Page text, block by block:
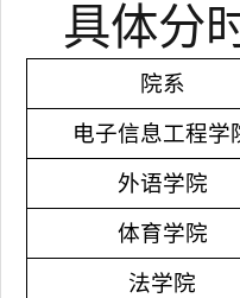
具体分
院系
电子信息工程学
外语学院
体育学院
法学院